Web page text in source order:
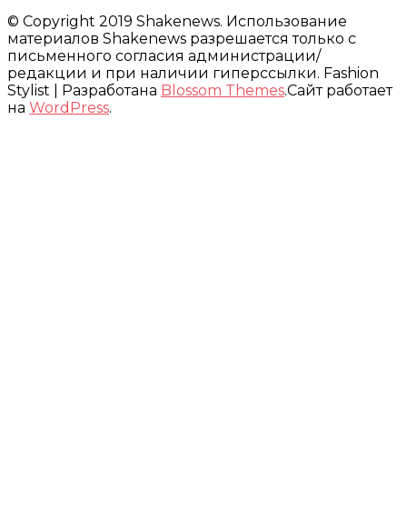
© Copyright 2019 Shakenews. Использование
материалов Shakenews разрешается только с
письменного согласия администрации/
редакции и при наличии гиперссылки. Fashion
Stylist | Разработана Blossom Themes.Сайт работает
на WordPress.